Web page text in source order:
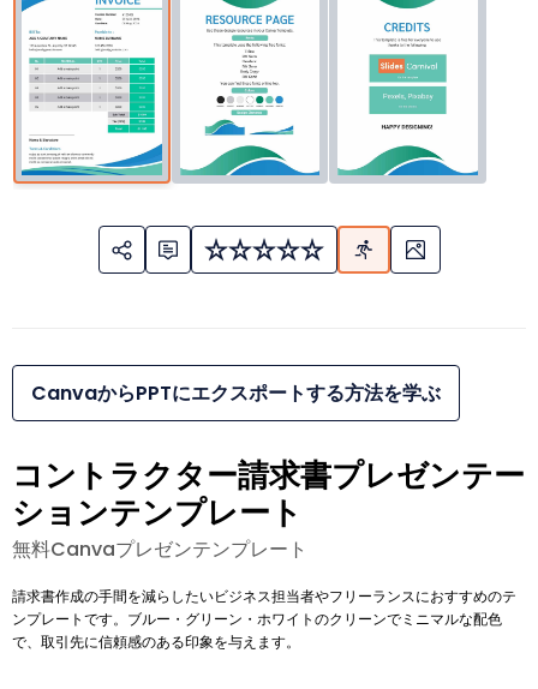
CanvaからPPTにエクスポートする方法を学ぶ
コントラクター請求書プレゼンテー
ションテンプレート
無料Canvaプレゼンテンプレート
請求書作成の手間を減らしたいビジネス担当者やフリーランスにおすすめのテ
ンプレートです。ブルー・グリーン・ホワイトのクリーンでミニマルな配色
で、取引先に信頼感のある印象を与えます。